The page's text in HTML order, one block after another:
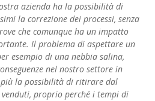
azienda ha la possibilità di
la correzione dei processi, senza
che comunque ha un impatto
Il problema di aspettare un
esempio di una nebbia salina,
nel nostro settore in
la possibilità di ritirare dal
proprio perché i tempi di